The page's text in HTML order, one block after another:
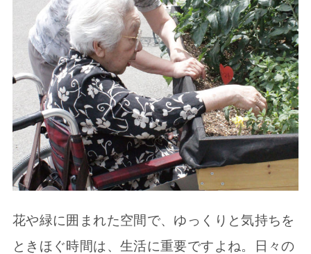
花や緑に囲まれた空間で、ゆっくりと気持ちを
ときほぐ時間は、生活に重要ですよね。日々の